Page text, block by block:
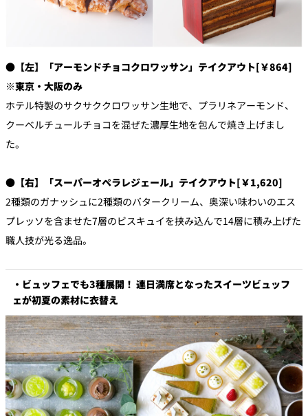
●【左】「アーモンドチョコクロワッサン」テイクアウト[￥864]
※東京・大阪のみ
ホテル特製のサクサククロワッサン生地で、プラリネアーモンド、
クーベルチュールチョコを混ぜた濃厚生地を包んで焼き上げまし
た。
●【右】「スーパーオペラレジェール」テイクアウト[￥1,620]
2種類のガナッシュに2種類のバタークリーム、奥深い味わいのエス
プレッソを含ませた7層のビスキュイを挟み込んで14層に積み上げた
職人技が光る逸品。
・ビュッフェでも3種展開！ 連日満席となったスイーツビュッフ
ェが初夏の素材に衣替え